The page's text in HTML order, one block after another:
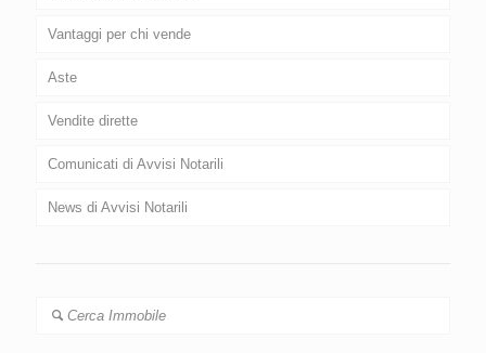
Vantaggi per chi vende
Aste
Vendite dirette
Comunicati di Avvisi Notarili
News di Avvisi Notarili
Cerca Immobile